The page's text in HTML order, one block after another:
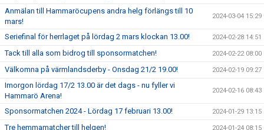
Anmälan till Hammaröcupens andra helg förlängs till 10
mars!
2024-03-04 15:29
Seriefinal för herrlaget på lördag 2 mars klockan 13.00! 2024-02-28 14:51
Tack till alla som bidrog till sponsormatchen! 2024-02-22 08:00
Välkomna på värmlandsderby - Onsdag 21/2 19.00! 2024-02-19 09:27
Imorgon lördag 17/2 13.00 är det dags - nu fyller vi
Hammarö Arena!
2024-02-16 08:43
Sponsormatchen 2024 - Lördag 17 februari 13.00! 2024-01-29 13:15
Tre hemmamatcher till helgen! 2024-01-24 08:15